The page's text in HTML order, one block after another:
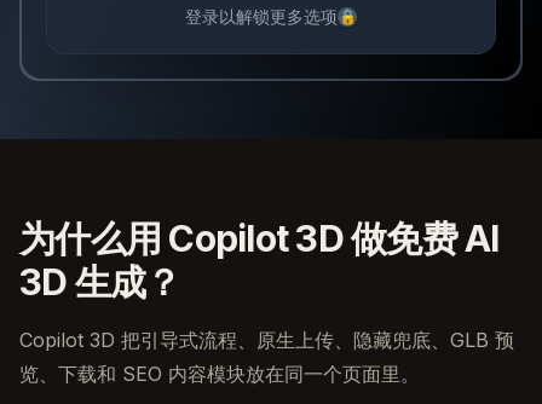
登录以解锁更多选项🔒
为什么用 Copilot 3D 做免费 AI
3D 生成？
Copilot 3D 把引导式流程、原生上传、隐藏兜底、GLB 预
览、下载和 SEO 内容模块放在同一个页面里。